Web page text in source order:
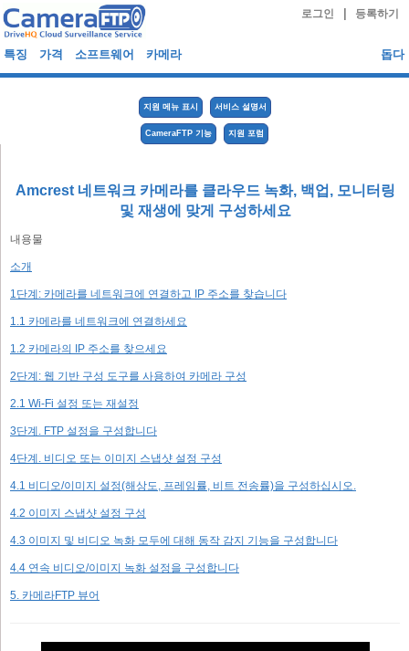
로그인 등록하기
특징 가격 소프트웨어 카메라 돕다
지원 메뉴 표시 서비스 설명서
CameraFTP 기능 지원 포럼
Amcrest 네트워크 카메라를 클라우드 녹화, 백업, 모니터링
및 재생에 맞게 구성하세요
내용물
소개
1단계: 카메라를 네트워크에 연결하고 IP 주소를 찾습니다
1.1 카메라를 네트워크에 연결하세요
1.2 카메라의 IP 주소를 찾으세요
2단계: 웹 기반 구성 도구를 사용하여 카메라 구성
2.1 Wi-Fi 설정 또는 재설정
3단계. FTP 설정을 구성합니다
4단계. 비디오 또는 이미지 스냅샷 설정 구성
4.1 비디오/이미지 설정(해상도, 프레임률, 비트 전송률)을 구성하십시오.
4.2 이미지 스냅샷 설정 구성
4.3 이미지 및 비디오 녹화 모두에 대해 동작 감지 기능을 구성합니다
4.4 연속 비디오/이미지 녹화 설정을 구성합니다
5. 카메라FTP 뷰어